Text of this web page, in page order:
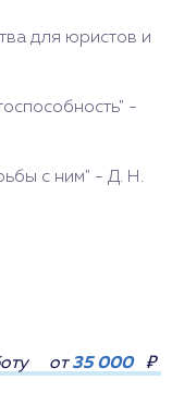
для юристов и
-
с ним" - Д. Н.
от35 000 ₽